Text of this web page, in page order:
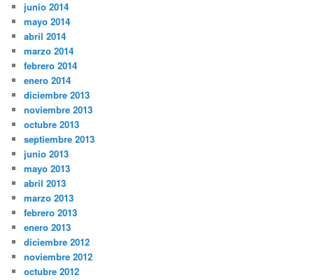
junio 2014
mayo 2014
abril 2014
marzo 2014
febrero 2014
enero 2014
diciembre 2013
noviembre 2013
octubre 2013
septiembre 2013
junio 2013
mayo 2013
abril 2013
marzo 2013
febrero 2013
enero 2013
diciembre 2012
noviembre 2012
octubre 2012